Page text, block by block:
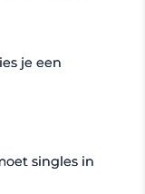
je een
singles in